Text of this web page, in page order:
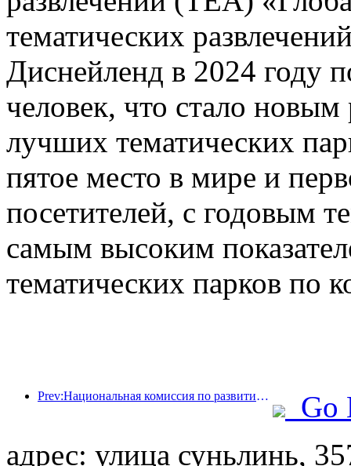
тематических
Диснейленд в 2024 году
человек, что стало
лучших тематических
пятое место в мире и
посетителей, с годовым
самым высоким
тематических парков по
Prev:Национальная комиссия по развитию и реформам опубликовала первую партию из 49 высококачественных мест для занятий спортом на открытом воздухе.
Go
адрес: улица суньлинь,